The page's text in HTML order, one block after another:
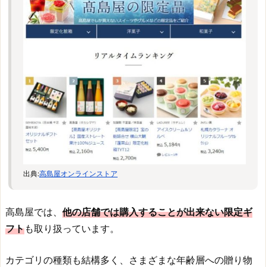
出典:高島屋オンラインストア
高島屋では、 他の店舗では購入することが出来ない限定ギ
フトも取り扱っています。
カテゴリの種類も結構多く、さまざまな年齢層への贈り物